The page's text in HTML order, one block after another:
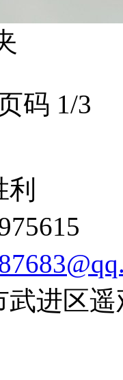
码 1/3
进区